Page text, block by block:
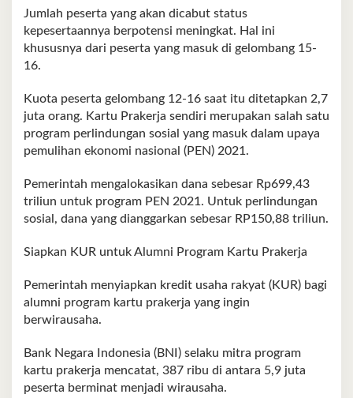
Jumlah peserta yang akan dicabut status
kepesertaannya berpotensi meningkat. Hal ini
khususnya dari peserta yang masuk di gelombang 15-
16.
Kuota peserta gelombang 12-16 saat itu ditetapkan 2,7
juta orang. Kartu Prakerja sendiri merupakan salah satu
program perlindungan sosial yang masuk dalam upaya
pemulihan ekonomi nasional (PEN) 2021.
Pemerintah mengalokasikan dana sebesar Rp699,43
triliun untuk program PEN 2021. Untuk perlindungan
sosial, dana yang dianggarkan sebesar RP150,88 triliun.
Siapkan KUR untuk Alumni Program Kartu Prakerja
Pemerintah menyiapkan kredit usaha rakyat (KUR) bagi
alumni program kartu prakerja yang ingin
berwirausaha.
Bank Negara Indonesia (BNI) selaku mitra program
kartu prakerja mencatat, 387 ribu di antara 5,9 juta
peserta berminat menjadi wirausaha.